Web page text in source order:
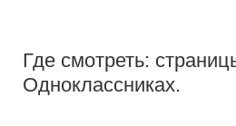
Где смотреть:
Одноклассниках.